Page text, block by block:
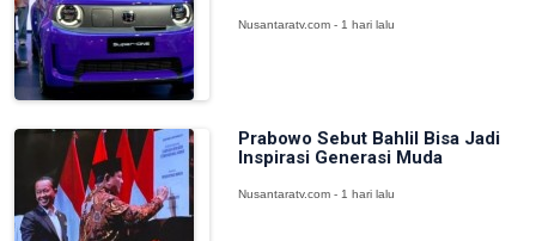
Nusantaratv.com - 1 hari lalu
Prabowo Sebut Bahlil Bisa Jadi
Inspirasi Generasi Muda
Nusantaratv.com - 1 hari lalu